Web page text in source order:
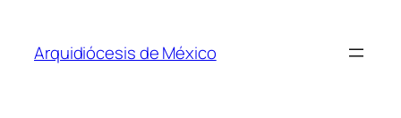
contenido
Arquidiócesis de México